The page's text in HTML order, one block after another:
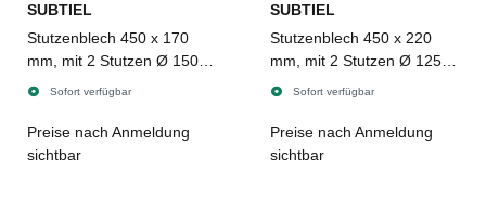
SUBTIEL
Stutzenblech 450 x 170
mm, mit 2 Stutzen Ø 150
mm, schwarz
Sofort verfügbar
Preise nach Anmeldung
sichtbar
SUBTIEL
Stutzenblech 450 x 220
mm, mit 2 Stutzen Ø 125
mm, schwarz
Sofort verfügbar
Preise nach Anmeldung
sichtbar